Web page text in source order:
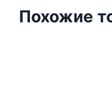
Похожие